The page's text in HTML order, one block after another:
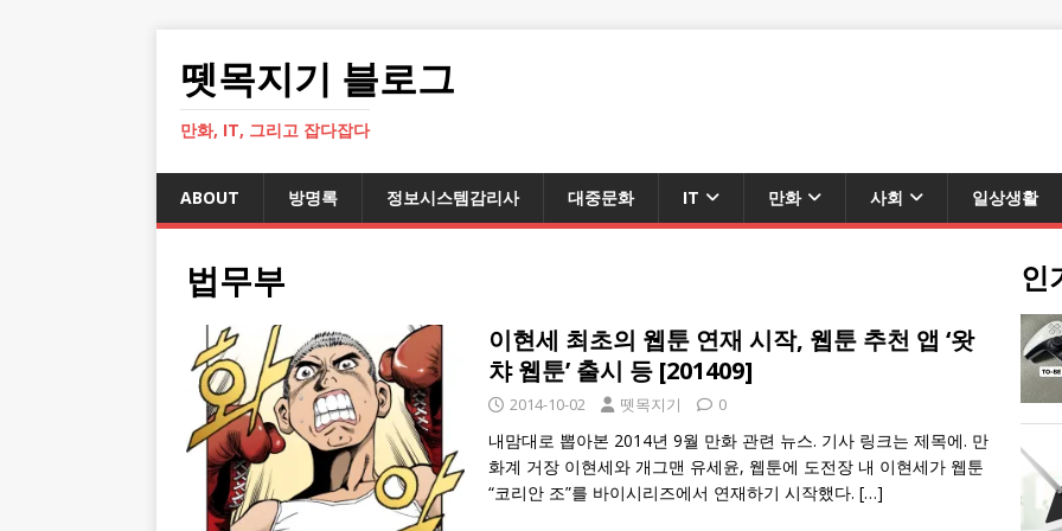
뗏목지기 블로그
만화, IT, 그리고 잡다잡다
ABOUT 방명록 정보시스템감리사 대중문화 IT 만화 사회 일상생활
법무부
이현세 최초의 웹툰 연재 시작, 웹툰 추천 앱 ‘왓
챠 웹툰’ 출시 등 [201409]
2014-10-02 뗏목지기 0
내맘대로 뽑아본 2014년 9월 만화 관련 뉴스. 기사 링크는 제목에. 만
화계 거장 이현세와 개그맨 유세윤, 웹툰에 도전장 내 이현세가 웹툰
“코리안 조”를 바이시리즈에서 연재하기 시작했다. […]
인